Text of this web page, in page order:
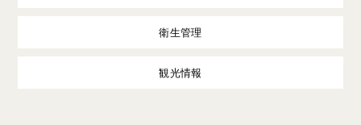
衛生管理
観光情報